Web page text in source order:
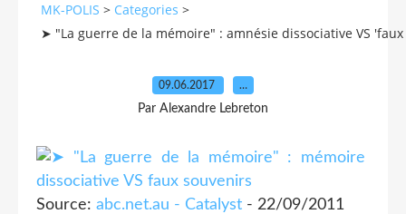
MK-POLIS > Categories >
➤ "La guerre de la mémoire" : amnésie dissociative VS
09.06.2017 …
Par Alexandre Lebreton
Source: abc.net.au - Catalyst - 22/09/2011